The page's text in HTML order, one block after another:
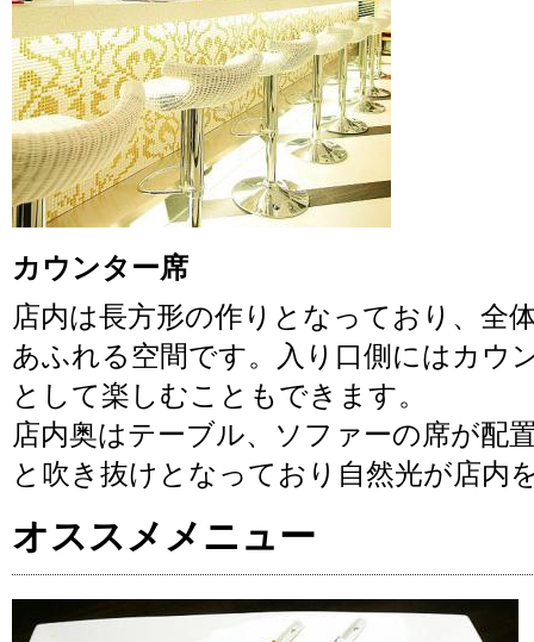
カウンター席
店内は長方形の作りとなっており、全
あふれる空間です。入り口側にはカウ
として楽しむこともできます。
店内奥はテーブル、ソファーの席が配
と吹き抜けとなっており自然光が店内
オススメメニュー